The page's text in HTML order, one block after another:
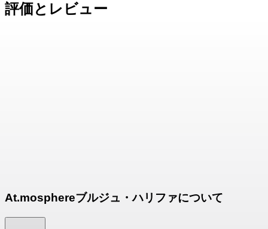
評価とレビュー
At.mosphereブルジュ・ハリファについて